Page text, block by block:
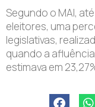
Segundo o MAI,
eleitores, uma
legislativas,
quando a
estimava em